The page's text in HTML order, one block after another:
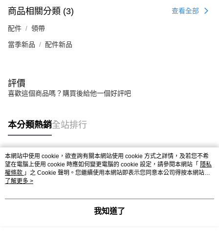
商品相關分類 (3) 查看全部
配件 領帶
當季新品 配件新品
評價
喜歡這個商品嗎？購買後給他一個好評吧
本分類熱銷全站排行
熱門標籤
本網站中使用 cookie，欲查詢有關本網站使用 cookie 方式之詳情，及若您不希
望在電腦上使用 cookie 時應如何變更電腦的 cookie 設定，請參閱本網站「 隱私
權條款 」之 Cookie 聲明。您繼續使用本網站即表示您同意本公司得按本網站使
用條款之 Cookie 聲明使用 cookie。
了解更多 >
我知道了